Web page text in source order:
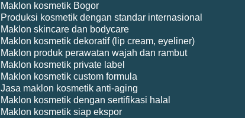
Maklon kosmetik Bogor
Produksi kosmetik dengan standar internasional
Maklon skincare dan bodycare
Maklon kosmetik dekoratif (lip cream, eyeliner)
Maklon produk perawatan wajah dan rambut
Maklon kosmetik private label
Maklon kosmetik custom formula
Jasa maklon kosmetik anti-aging
Maklon kosmetik dengan sertifikasi halal
Maklon kosmetik siap ekspor